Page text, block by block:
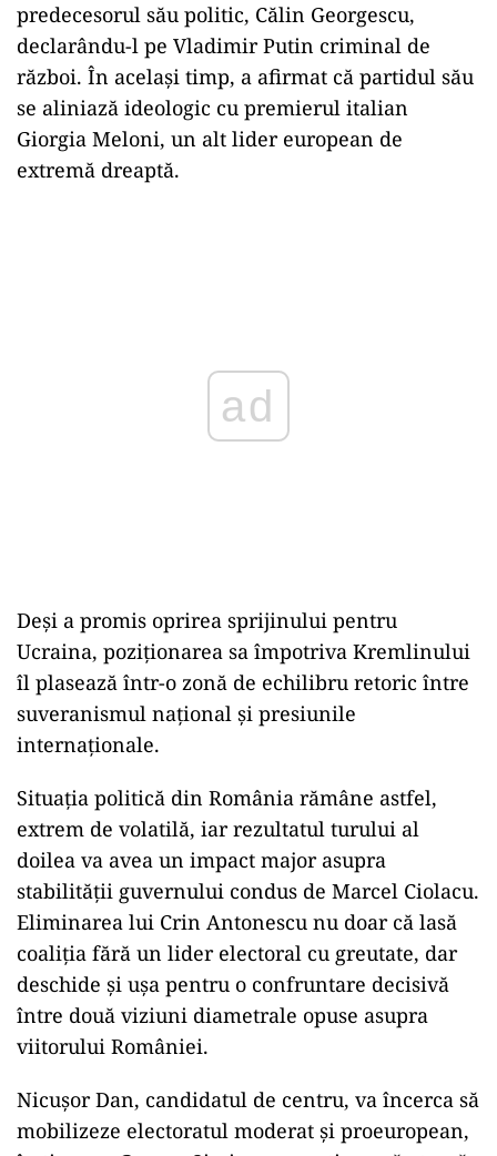
predecesorul său politic, Călin Georgescu,
declarându-l pe Vladimir Putin criminal de
război. În același timp, a afirmat că partidul său
se aliniază ideologic cu premierul italian
Giorgia Meloni, un alt lider european de
extremă dreaptă.
ad
Deși a promis oprirea sprijinului pentru
Ucraina, poziționarea sa împotriva Kremlinului
îl plasează într-o zonă de echilibru retoric între
suveranismul național și presiunile
internaționale.
Situația politică din România rămâne astfel,
extrem de volatilă, iar rezultatul turului al
doilea va avea un impact major asupra
stabilității guvernului condus de Marcel Ciolacu.
Eliminarea lui Crin Antonescu nu doar că lasă
coaliția fără un lider electoral cu greutate, dar
deschide și ușa pentru o confruntare decisivă
între două viziuni diametrale opuse asupra
viitorului României.
Nicușor Dan, candidatul de centru, va încerca să
mobilizeze electoratul moderat și proeuropean,